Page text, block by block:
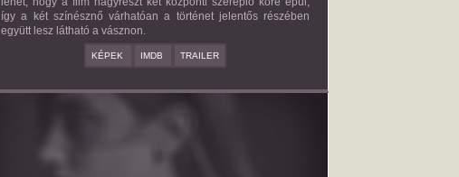
így a két színésznő várhatóan a történet jelentős részében
együtt lesz látható a vásznon.
KÉPEK IMDB TRAILER
THE VERY BEST PEOPLE